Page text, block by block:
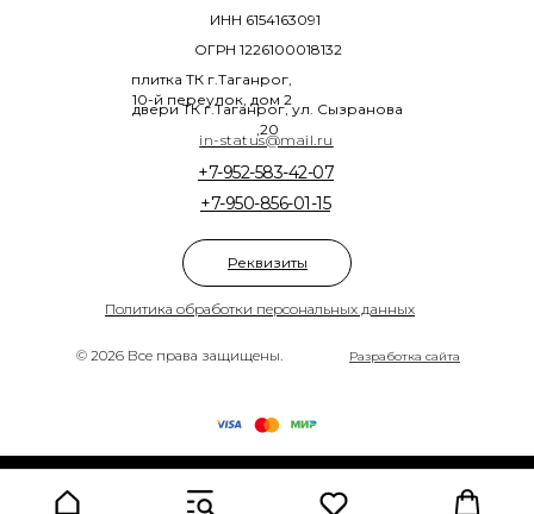
© 2026 Все права защищены.
Политика обработки персональных данных
+7-950-856-01-15
+7-952-583-42-07
плитка ТК г.Таганрог,
10-й переулок, дом 2
двери ТК г.Таганрог, ул. Сызранова
,20
ОГРН 1226100018132
ИНН 6154163091
Разработка сайта
in-status@mail.ru
Реквизиты
Made on Tilda